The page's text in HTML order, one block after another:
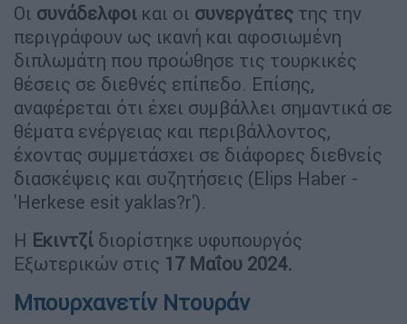
Οι συνάδελφοι και οι συνεργάτες της την
περιγράφουν ως ικανή και αφοσιωμένη
διπλωμάτη που προώθησε τις τουρκικές
θέσεις σε διεθνές επίπεδο. Επίσης,
αναφέρεται ότι έχει συμβάλλει σημαντικά σε
θέματα ενέργειας και περιβάλλοντος,
έχοντας συμμετάσχει σε διάφορες διεθνείς
διασκέψεις και συζητήσεις (Elips Haber -
'Herkese esit yaklas?r').
Η Εκιντζί διορίστηκε υφυπουργός
Εξωτερικών στις 17 Μαΐου 2024.
Μπουρχανετίν Ντουράν